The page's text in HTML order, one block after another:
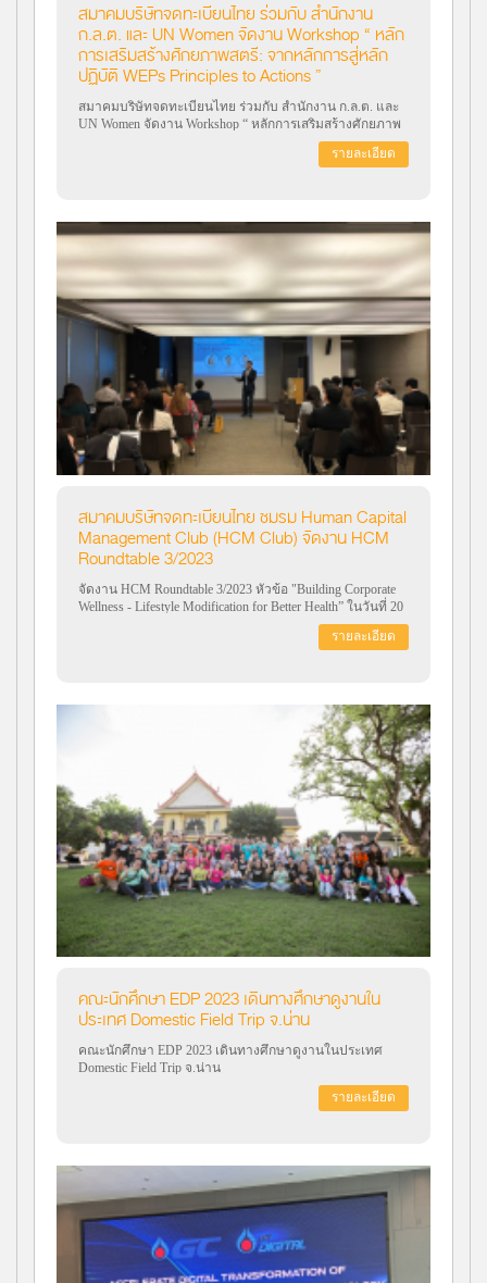
สมาคมบริษัทจดทะเบียนไทย ร่วมกับ สำนักงาน
ก.ล.ต. และ UN Women จัดงาน Workshop “ หลัก
การเสริมสร้างศักยภาพสตรี: จากหลักการสู่หลัก
ปฏิบัติ WEPs Principles to Actions ”
สมาคมบริษัทจดทะเบียนไทย ร่วมกับ สำนักงาน ก.ล.ต. และ
UN Women จัดงาน Workshop “ หลักการเสริมสร้างศักยภาพ
สตรี: จากหลักการสู่หลักปฏิบัติ WEPs Principles to Actions ”
วัตถุประสงค์เพื่อสร้างสภาพแวดล้อมที่เอื้ออำนวยแก่สังคมทุก
หลักการที่เสนอแนวทางแก่บริษัทในการส่งเสริมความเท่า
พฤศจิกายน 2566 ณ โรงแรมคราวน์พลาซ่า กรุงเทพฯ
รายละเอียด
สมาคมบริษัทจดทะเบียนไทย ชมรม Human Capital
Management Club (HCM Club) จัดงาน HCM
Roundtable 3/2023
จัดงาน HCM Roundtable 3/2023 หัวข้อ "Building Corporate
Wellness - Lifestyle Modification for Better Health” ในวันที่ 20
รายละเอียด
คณะนักศึกษา EDP 2023 เดินทางศึกษาดูงานใน
ประเทศ Domestic Field Trip จ.น่าน
คณะนักศึกษา EDP 2023 เดินทางศึกษาดูงานในประเทศ
Domestic Field Trip จ.น่าน
รายละเอียด